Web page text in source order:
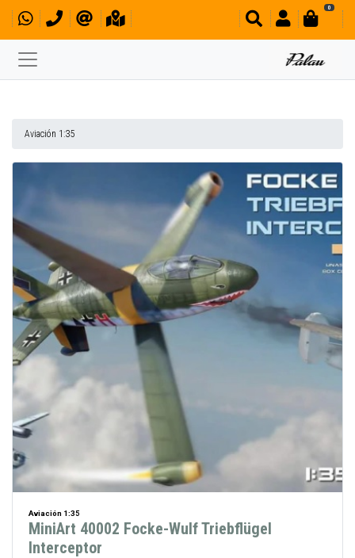
0
Aviación 1:35
Aviación 1:35
MiniArt 40002 Focke-Wulf Triebflügel
Interceptor